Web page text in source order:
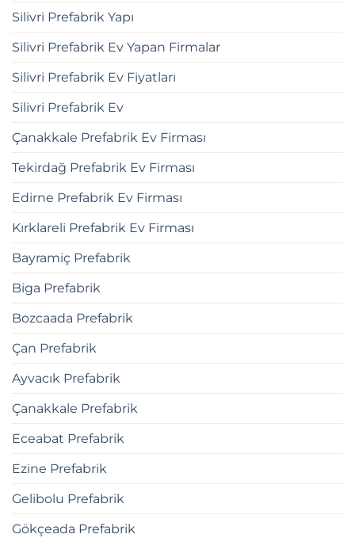
Silivri Prefabrik Yapı
Silivri Prefabrik Ev Yapan Firmalar
Silivri Prefabrik Ev Fiyatları
Silivri Prefabrik Ev
Çanakkale Prefabrik Ev Firması
Tekirdağ Prefabrik Ev Firması
Edirne Prefabrik Ev Firması
Kırklareli Prefabrik Ev Firması
Bayramiç Prefabrik
Biga Prefabrik
Bozcaada Prefabrik
Çan Prefabrik
Ayvacık Prefabrik
Çanakkale Prefabrik
Eceabat Prefabrik
Ezine Prefabrik
Gelibolu Prefabrik
Gökçeada Prefabrik